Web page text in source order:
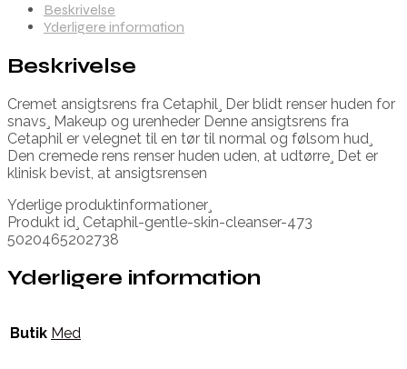
Beskrivelse
Yderligere information
Beskrivelse
Cremet ansigtsrens fra Cetaphil¸ Der blidt renser huden for
snavs¸ Makeup og urenheder Denne ansigtsrens fra
Cetaphil er velegnet til en tør til normal og følsom hud¸
Den cremede rens renser huden uden, at udtørre¸ Det er
klinisk bevist, at ansigtsrensen
Yderlige produktinformationer¸
Produkt id¸ Cetaphil-gentle-skin-cleanser-473
5020465202738
Yderligere information
Butik Med